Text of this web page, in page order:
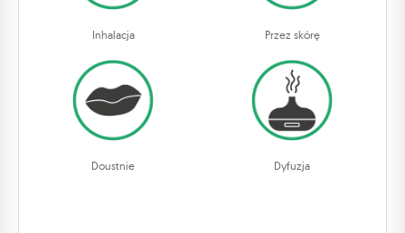
Inhalacja Przez skórę
Doustnie Dyfuzja